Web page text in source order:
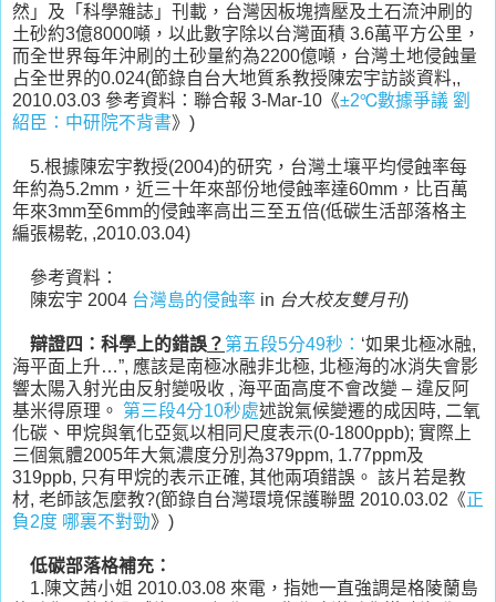
然」及「科學雜誌」刊載，台灣因板塊擠壓及土石流沖刷的
土砂約3億8000噸，以此數字除以台灣面積 3.6萬平方公里，
而全世界每年沖刷的土砂量約為2200億噸，台灣土地侵蝕量
占全世界的0.024(節錄自台大地質系教授陳宏宇訪談資料,,
2010.03.03 參考資料：聯合報 3-Mar-10《±2℃數據爭議 劉
紹臣：中研院不背書》)
5.根據陳宏宇教授(2004)的研究，台灣土壤平均侵蝕率每
年約為5.2mm，近三十年來部份地侵蝕率達60mm，比百萬
年來3mm至6mm的侵蝕率高出三至五倍(低碳生活部落格主
編張楊乾, ,2010.03.04)
參考資料：
陳宏宇 2004 台灣島的侵蝕率 in 台大校友雙月刊)
辯證四：科學上的錯誤 ？第五段5分49秒： ‘如果北極冰融,
海平面上升…”, 應該是南極冰融非北極, 北極海的冰消失會影
響太陽入射光由反射變吸收 , 海平面高度不會改變 – 違反阿
基米得原理。 第三段4分10秒處述說氣候變遷的成因時, 二氧
化碳、甲烷與氧化亞氮以相同尺度表示(0-1800ppb); 實際上
三個氣體2005年大氣濃度分別為379ppm, 1.77ppm及
319ppb, 只有甲烷的表示正確, 其他兩項錯誤。 該片若是教
材, 老師該怎麼教?(節錄自台灣環境保護聯盟 2010.03.02《正
負2度 哪裏不對勁》)
低碳部落格補充：
1.陳文茜小姐 2010.03.08 來電，指她一直強調是格陵蘭島